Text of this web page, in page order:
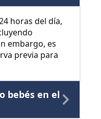
horas del día,
embargo, es
previa para
bebés en el